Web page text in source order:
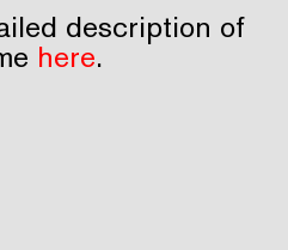
description of
here.